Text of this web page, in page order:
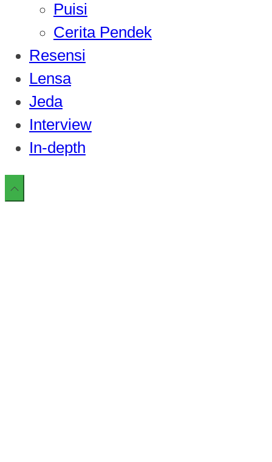
Puisi
Cerita Pendek
Resensi
Lensa
Jeda
Interview
In-depth